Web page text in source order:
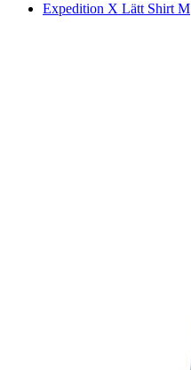
Expedition X Lätt Shirt M